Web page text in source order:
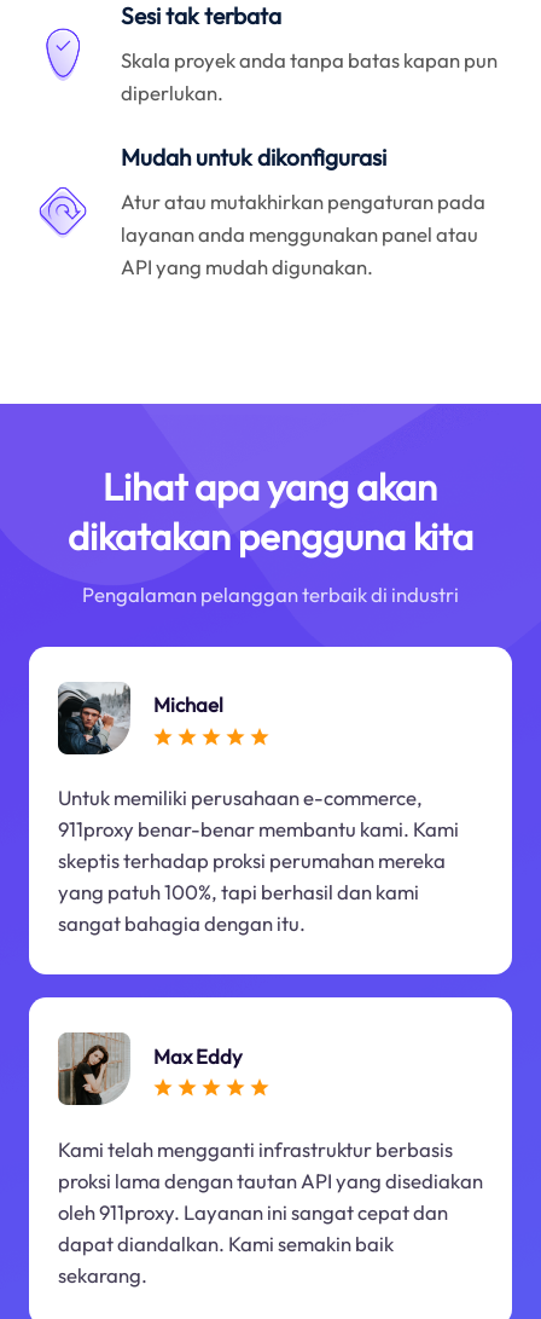
Sesi tak terbata
Skala proyek anda tanpa batas kapan pun
diperlukan.
Mudah untuk dikonfigurasi
Atur atau mutakhirkan pengaturan pada
layanan anda menggunakan panel atau
API yang mudah digunakan.
Lihat apa yang akan
dikatakan pengguna kita
Pengalaman pelanggan terbaik di industri
Michael
Untuk memiliki perusahaan e-commerce,
911proxy benar-benar membantu kami. Kami
skeptis terhadap proksi perumahan mereka
yang patuh 100%, tapi berhasil dan kami
sangat bahagia dengan itu.
Max Eddy
Kami telah mengganti infrastruktur berbasis
proksi lama dengan tautan API yang disediakan
oleh 911proxy. Layanan ini sangat cepat dan
dapat diandalkan. Kami semakin baik
sekarang.